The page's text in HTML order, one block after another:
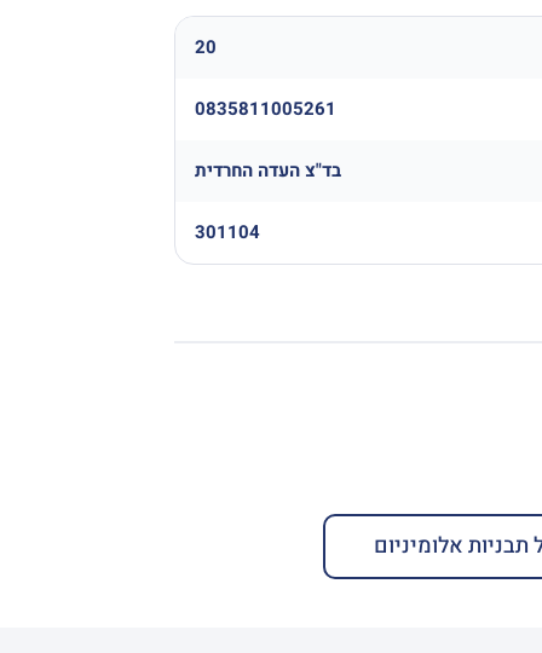
20
0835811005261
בד"צ העדה החרדית
301104
תבניות אלומיניום